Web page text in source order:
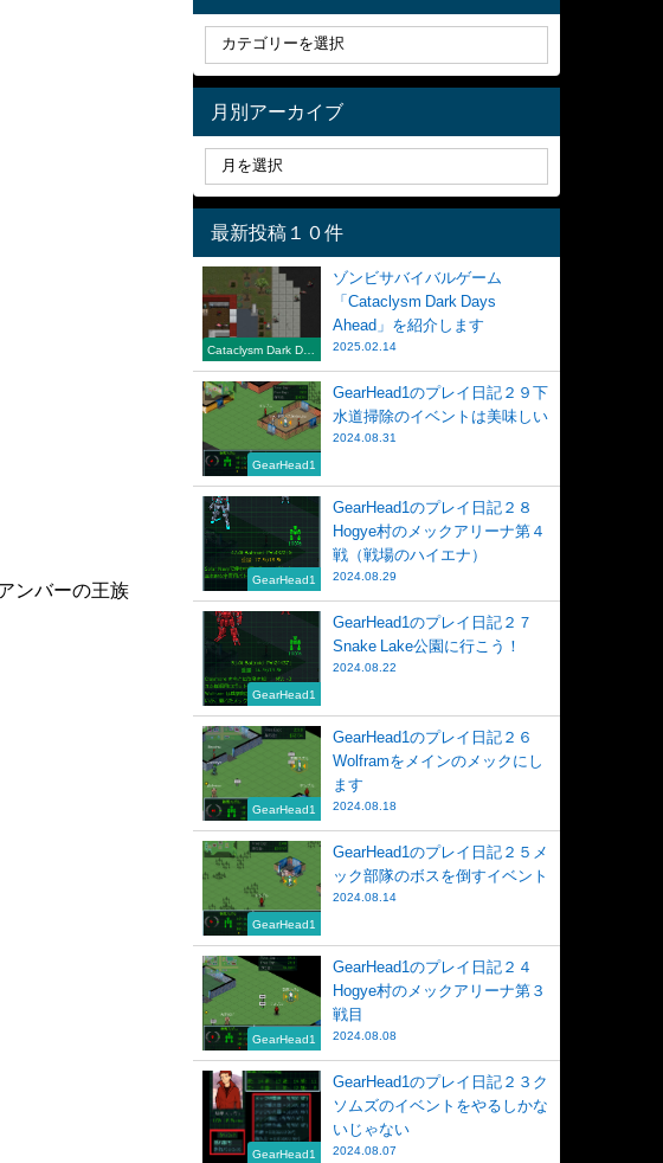
ンバーの王族
月別アーカイブ
最新投稿１０件
Cataclysm Dark Day
s Ahead
ゾンビサバイバルゲーム
「Cataclysm Dark Days
Ahead」を紹介します
2025.02.14
GearHead1
GearHead1のプレイ日記２９下
水道掃除のイベントは美味しい
2024.08.31
GearHead1
GearHead1のプレイ日記２８
Hogye村のメックアリーナ第４
戦（戦場のハイエナ）
2024.08.29
GearHead1
GearHead1のプレイ日記２７
Snake Lake公園に行こう！
2024.08.22
GearHead1
GearHead1のプレイ日記２６
Wolframをメインのメックにし
ます
2024.08.18
GearHead1
GearHead1のプレイ日記２５メ
ック部隊のボスを倒すイベント
2024.08.14
GearHead1
GearHead1のプレイ日記２４
Hogye村のメックアリーナ第３
戦目
2024.08.08
GearHead1
GearHead1のプレイ日記２３ク
ソムズのイベントをやるしかな
いじゃない
2024.08.07